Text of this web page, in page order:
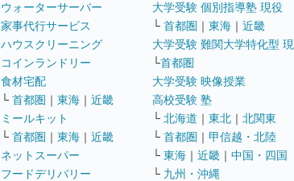
ウォーターサーバー
家事代行サービス
ハウスクリーニング
コインランドリー
食材宅配
└ 首都圏 ｜ 東海 ｜ 近畿
ミールキット
└ 首都圏 ｜ 東海 ｜ 近畿
ネットスーパー
フードデリバリー
大学受験 個別指導塾 現役
└ 首都圏 ｜ 東海 ｜ 近畿
大学受験 難関大学特化型
└首都圏
大学受験 映像授業
高校受験 塾
└ 北海道 ｜ 東北 ｜ 北関東
└ 首都圏 ｜ 甲信越・北陸
└ 東海 ｜ 近畿 ｜ 中国・四国
└ 九州・沖縄